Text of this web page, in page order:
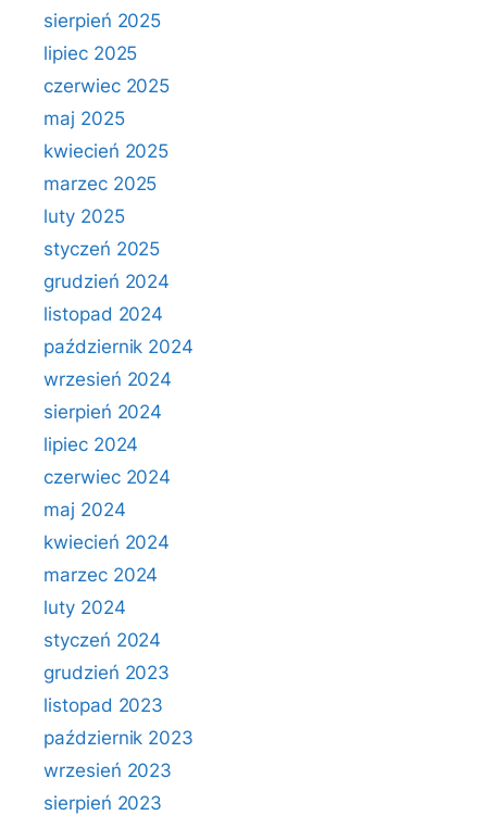
sierpień 2025
lipiec 2025
czerwiec 2025
maj 2025
kwiecień 2025
marzec 2025
luty 2025
styczeń 2025
grudzień 2024
listopad 2024
październik 2024
wrzesień 2024
sierpień 2024
lipiec 2024
czerwiec 2024
maj 2024
kwiecień 2024
marzec 2024
luty 2024
styczeń 2024
grudzień 2023
listopad 2023
październik 2023
wrzesień 2023
sierpień 2023